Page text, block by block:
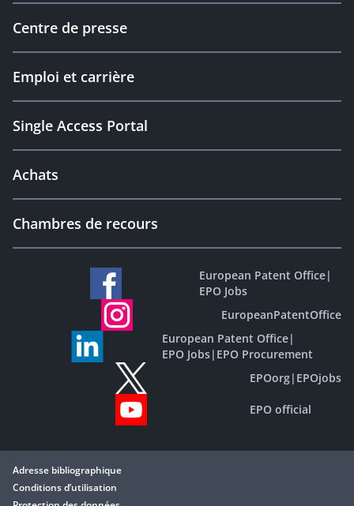
Centre de presse
Emploi et carrière
Single Access Portal
Achats
Chambres de recours
European Patent Office|
EPO Jobs
EuropeanPatentOffice
European Patent Office|
EPO Jobs| EPO Procurement
EPOorg| EPOjobs
EPO official
Adresse bibliographique
Conditions d’utilisation